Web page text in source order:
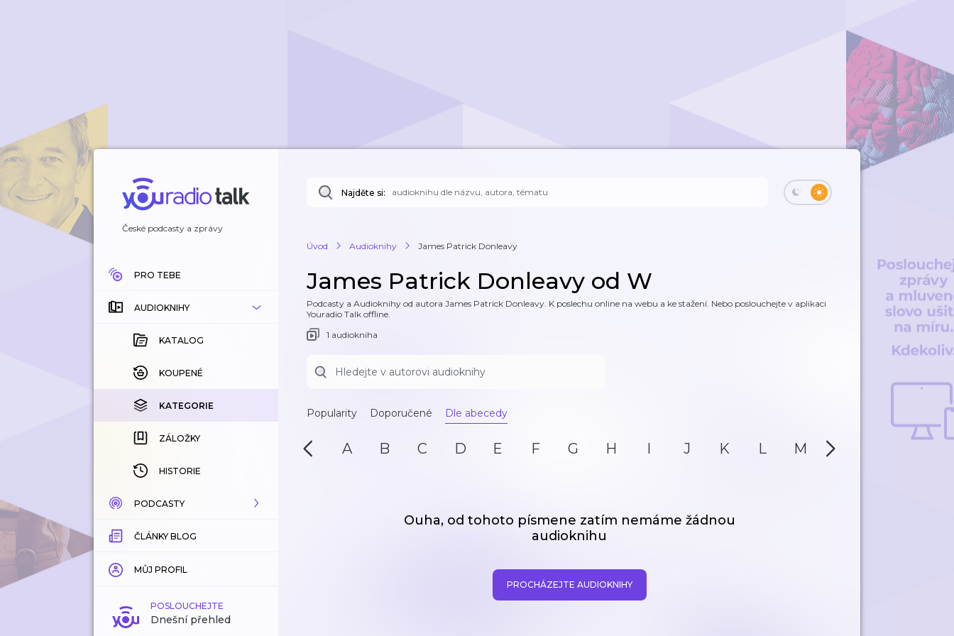
České podcasty a zprávy
PRO TEBE
AUDIOKNIHY
KATALOG
KOUPENÉ
KATEGORIE
ZÁLOŽKY
HISTORIE
PODCASTY
KATALOG
KATEGORIE
ZÁLOŽKY
ČLÁNKY BLOG
MŮJ PROFIL
POSLOUCHEJTE
Dnešní přehled
Najděte si:
Úvod Audioknihy James Patrick Donleavy
James Patrick Donleavy od W
Podcasty a Audioknihy od autora James Patrick Donleavy. K poslechu online na webu a ke stažení. Nebo poslouchejte v aplikaci
Youradio Talk offline.
1 audiokniha
Popularity Doporučené Dle abecedy
A B C D E F G H I J K L M N
Ouha, od tohoto písmene zatím nemáme žádnou
audioknihu
PROCHÁZEJTE AUDIOKNIHY